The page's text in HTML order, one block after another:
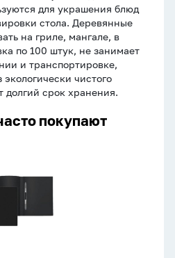
для украшения блюд
стола. Деревянные
на гриле, мангале, в
по 100 штук, не занимает
и транспортировке,
экологически чистого
долгий срок хранения.
покупают